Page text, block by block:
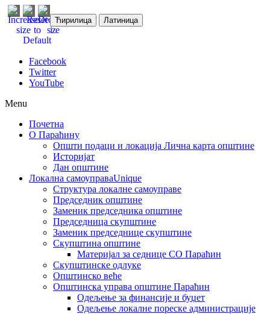
Ћирилица Латиница
Facebook
Twitter
YouTube
Menu
Почетна
О Параћину
Општи подаци и локација Лична карта општине
Историјат
Дан општине
Локална самоуправаUnique
Структура локалне самоуправе
Председник општине
Заменик председника општине
Председница скупштине
Заменик председнице скупштине
Скупштина општине
Материјал за седнице СО Параћин
Скупштинске одлуке
Општинско веће
Општинска управа општине Параћин
Одељење за финансије и буџет
Одељење локалне пореске администрације